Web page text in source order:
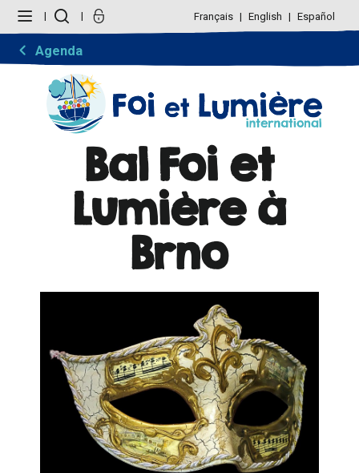
contenu.
navigation
personnels
Français English Español
Agenda
Bal Foi et
Lumière à
Brno